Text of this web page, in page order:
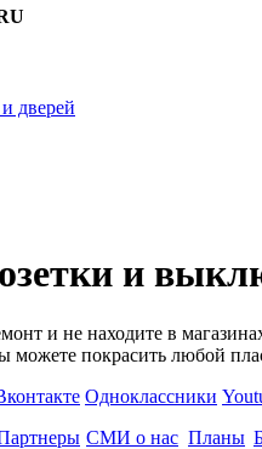
дверей
и
и не находите в
можете покрасить любой
Одноклассники
СМИ о нас Планы